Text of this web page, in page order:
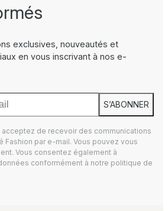
exclusives, nouveautés et
en vous inscrivant à nos e-
S’ABONNER
acceptez de recevoir des communications
Fashion par e-mail. Vous pouvez vous
Vous consentez également à
conformément à notre politique de